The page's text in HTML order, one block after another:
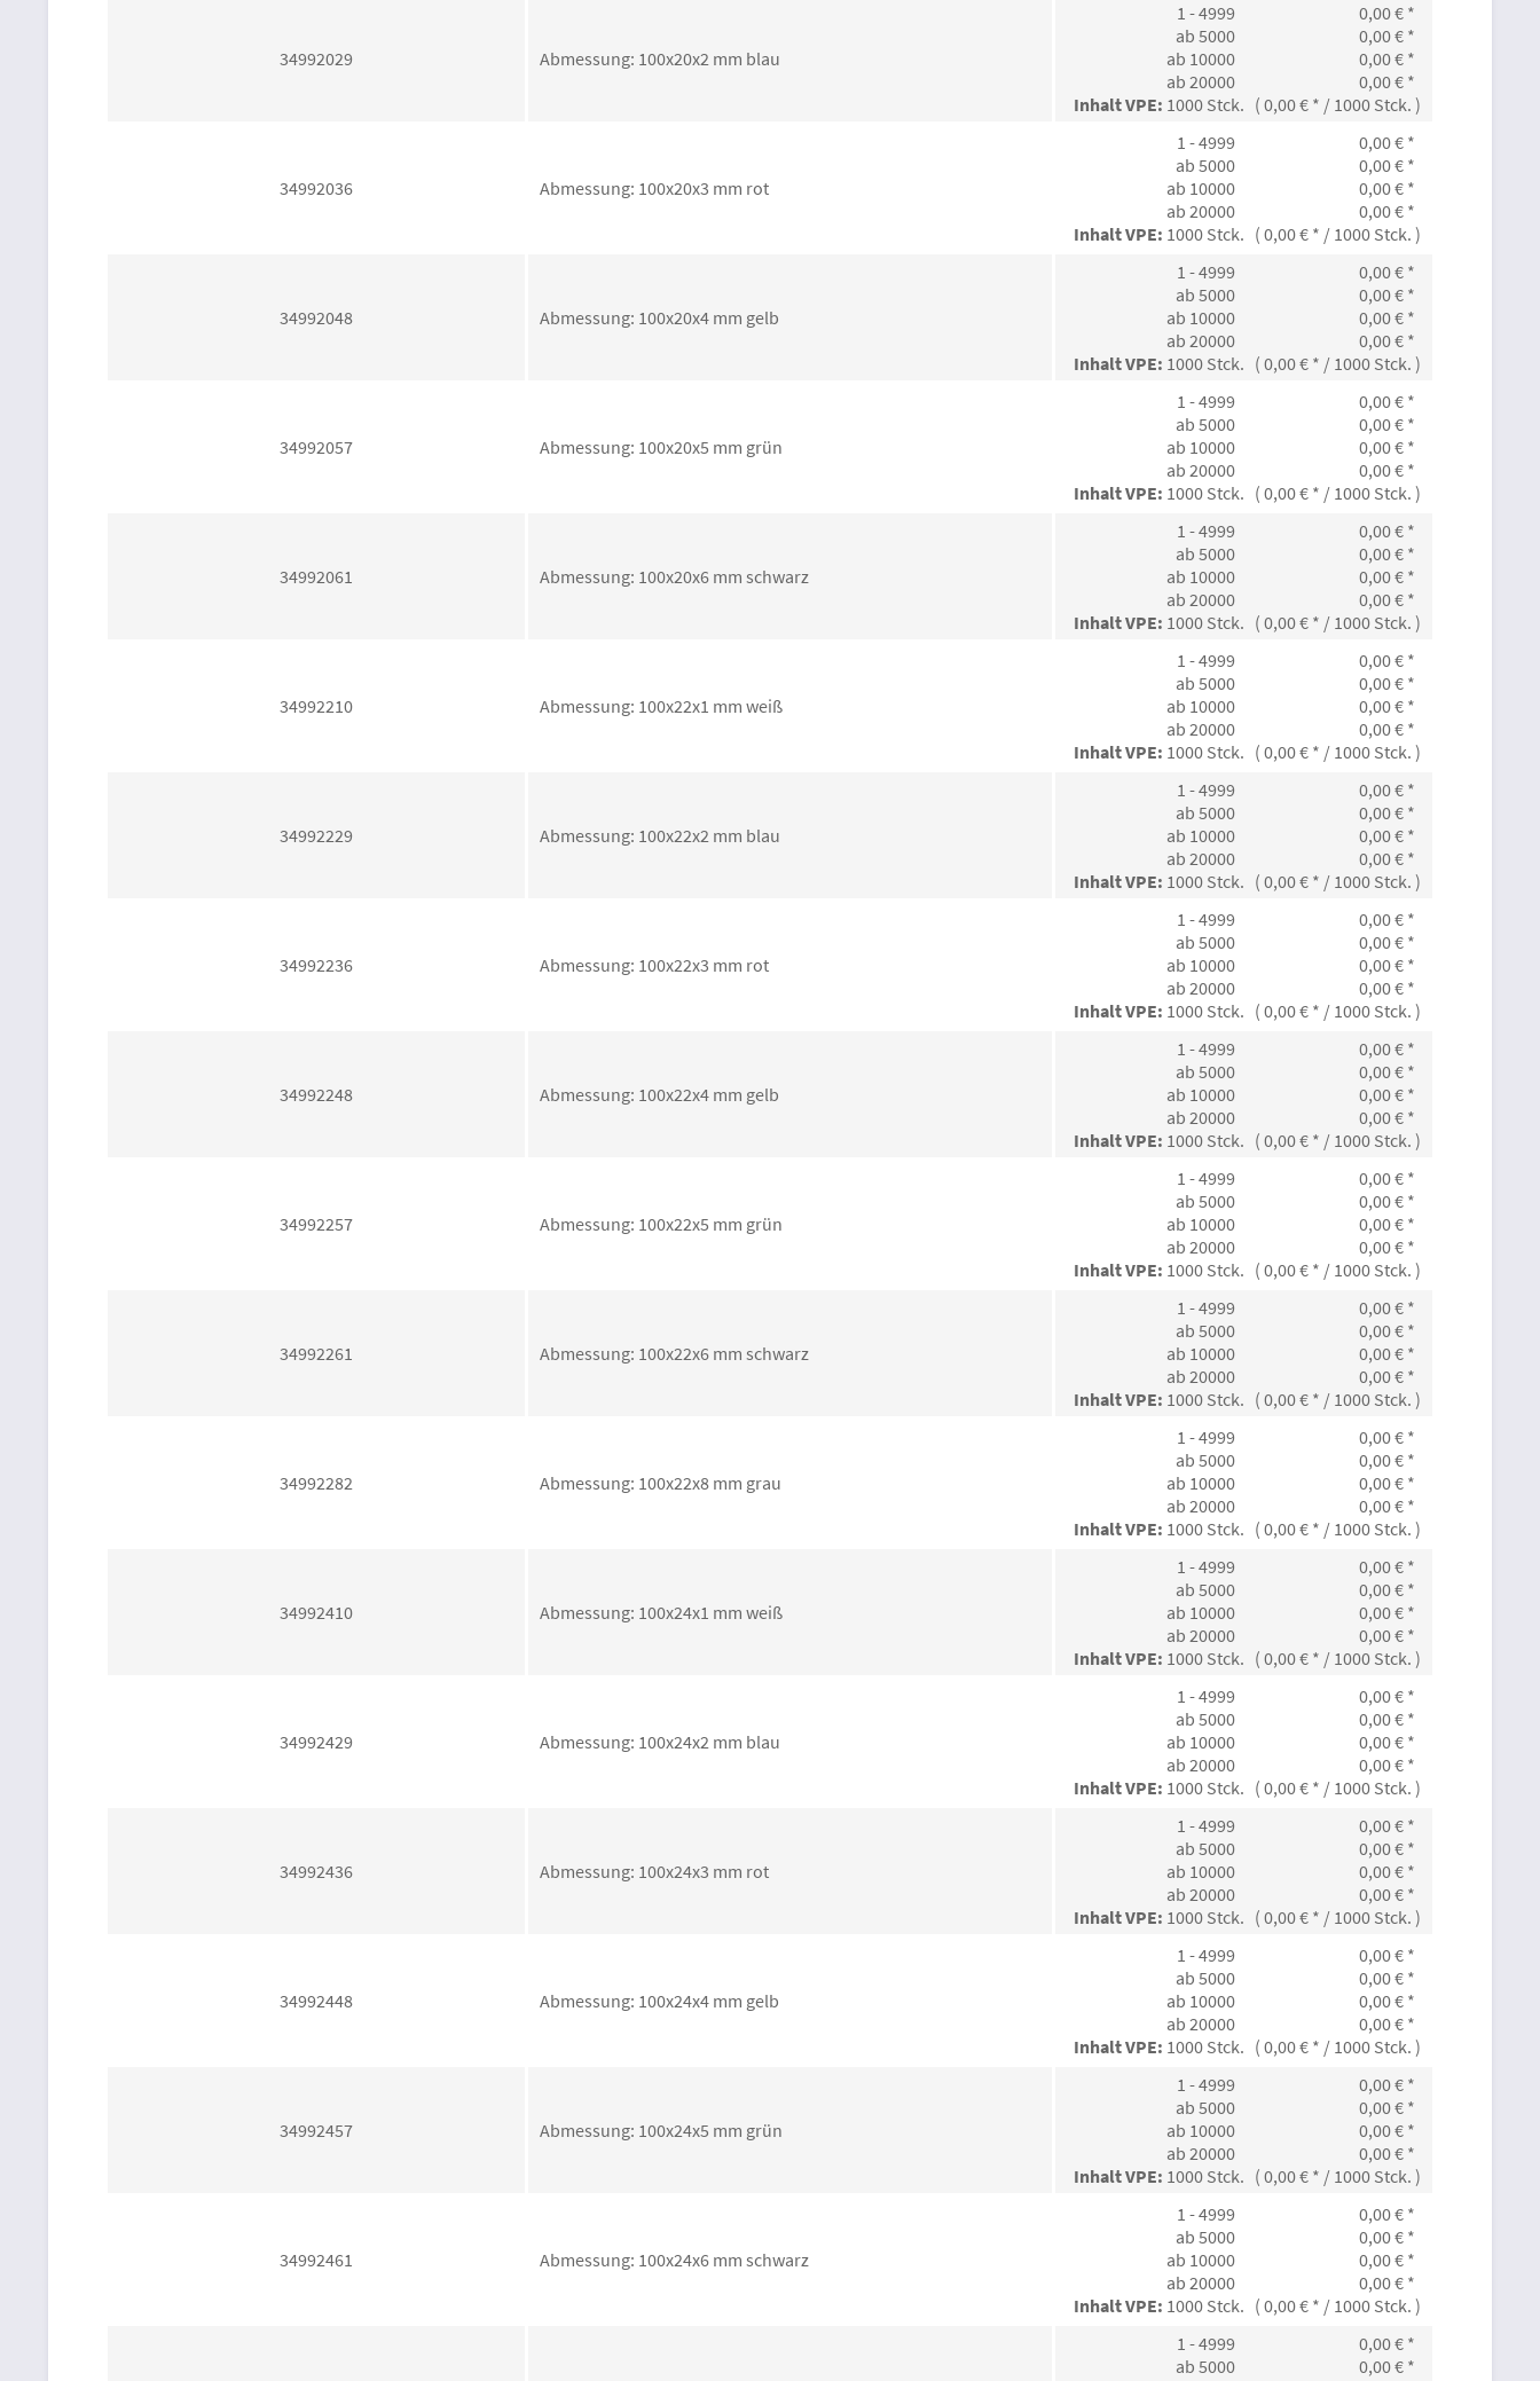
34992029 Abmessung: 100x20x2 mm blau
1 - 4999
0,00 € *
ab 5000
0,00 € *
ab 10000
0,00 € *
ab 20000
0,00 € *
Inhalt VPE: 1000 Stck. ( 0,00 € * / 1000 Stck. )
34992036 Abmessung: 100x20x3 mm rot
1 - 4999
0,00 € *
ab 5000
0,00 € *
ab 10000
0,00 € *
ab 20000
0,00 € *
Inhalt VPE: 1000 Stck. ( 0,00 € * / 1000 Stck. )
34992048 Abmessung: 100x20x4 mm gelb
1 - 4999
0,00 € *
ab 5000
0,00 € *
ab 10000
0,00 € *
ab 20000
0,00 € *
Inhalt VPE: 1000 Stck. ( 0,00 € * / 1000 Stck. )
34992057 Abmessung: 100x20x5 mm grün
1 - 4999
0,00 € *
ab 5000
0,00 € *
ab 10000
0,00 € *
ab 20000
0,00 € *
Inhalt VPE: 1000 Stck. ( 0,00 € * / 1000 Stck. )
34992061 Abmessung: 100x20x6 mm schwarz
1 - 4999
0,00 € *
ab 5000
0,00 € *
ab 10000
0,00 € *
ab 20000
0,00 € *
Inhalt VPE: 1000 Stck. ( 0,00 € * / 1000 Stck. )
34992210 Abmessung: 100x22x1 mm weiß
1 - 4999
0,00 € *
ab 5000
0,00 € *
ab 10000
0,00 € *
ab 20000
0,00 € *
Inhalt VPE: 1000 Stck. ( 0,00 € * / 1000 Stck. )
34992229 Abmessung: 100x22x2 mm blau
1 - 4999
0,00 € *
ab 5000
0,00 € *
ab 10000
0,00 € *
ab 20000
0,00 € *
Inhalt VPE: 1000 Stck. ( 0,00 € * / 1000 Stck. )
34992236 Abmessung: 100x22x3 mm rot
1 - 4999
0,00 € *
ab 5000
0,00 € *
ab 10000
0,00 € *
ab 20000
0,00 € *
Inhalt VPE: 1000 Stck. ( 0,00 € * / 1000 Stck. )
34992248 Abmessung: 100x22x4 mm gelb
1 - 4999
0,00 € *
ab 5000
0,00 € *
ab 10000
0,00 € *
ab 20000
0,00 € *
Inhalt VPE: 1000 Stck. ( 0,00 € * / 1000 Stck. )
34992257 Abmessung: 100x22x5 mm grün
1 - 4999
0,00 € *
ab 5000
0,00 € *
ab 10000
0,00 € *
ab 20000
0,00 € *
Inhalt VPE: 1000 Stck. ( 0,00 € * / 1000 Stck. )
34992261 Abmessung: 100x22x6 mm schwarz
1 - 4999
0,00 € *
ab 5000
0,00 € *
ab 10000
0,00 € *
ab 20000
0,00 € *
Inhalt VPE: 1000 Stck. ( 0,00 € * / 1000 Stck. )
34992282 Abmessung: 100x22x8 mm grau
1 - 4999
0,00 € *
ab 5000
0,00 € *
ab 10000
0,00 € *
ab 20000
0,00 € *
Inhalt VPE: 1000 Stck. ( 0,00 € * / 1000 Stck. )
34992410 Abmessung: 100x24x1 mm weiß
1 - 4999
0,00 € *
ab 5000
0,00 € *
ab 10000
0,00 € *
ab 20000
0,00 € *
Inhalt VPE: 1000 Stck. ( 0,00 € * / 1000 Stck. )
34992429 Abmessung: 100x24x2 mm blau
1 - 4999
0,00 € *
ab 5000
0,00 € *
ab 10000
0,00 € *
ab 20000
0,00 € *
Inhalt VPE: 1000 Stck. ( 0,00 € * / 1000 Stck. )
34992436 Abmessung: 100x24x3 mm rot
1 - 4999
0,00 € *
ab 5000
0,00 € *
ab 10000
0,00 € *
ab 20000
0,00 € *
Inhalt VPE: 1000 Stck. ( 0,00 € * / 1000 Stck. )
34992448 Abmessung: 100x24x4 mm gelb
1 - 4999
0,00 € *
ab 5000
0,00 € *
ab 10000
0,00 € *
ab 20000
0,00 € *
Inhalt VPE: 1000 Stck. ( 0,00 € * / 1000 Stck. )
34992457 Abmessung: 100x24x5 mm grün
1 - 4999
0,00 € *
ab 5000
0,00 € *
ab 10000
0,00 € *
ab 20000
0,00 € *
Inhalt VPE: 1000 Stck. ( 0,00 € * / 1000 Stck. )
34992461 Abmessung: 100x24x6 mm schwarz
1 - 4999
0,00 € *
ab 5000
0,00 € *
ab 10000
0,00 € *
ab 20000
0,00 € *
Inhalt VPE: 1000 Stck. ( 0,00 € * / 1000 Stck. )
1 - 4999
0,00 € *
ab 5000
0,00 € *